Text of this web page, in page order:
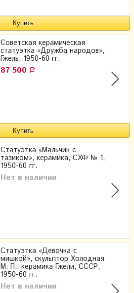
Советская керамическая
статуэтка «Дружба народов»,
Гжель, 1950-60 гг.
87 500 Р
Статуэтка «Мальчик с
тазиком», керамика, СХФ № 1,
1950-60 гг.
Нет в наличии
Статуэтка «Девочка с
мишкой», скульптор Холодная
М. П., керамика Гжели, СССР,
1950-60 гг.
Нет в наличии